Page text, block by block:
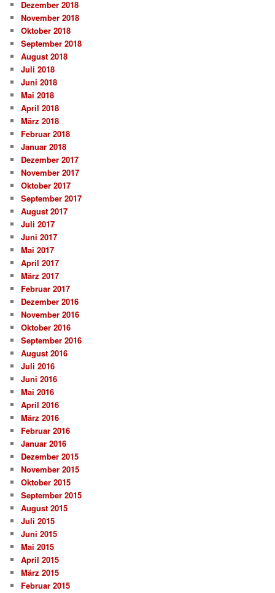
Dezember 2018
November 2018
Oktober 2018
September 2018
August 2018
Juli 2018
Juni 2018
Mai 2018
April 2018
März 2018
Februar 2018
Januar 2018
Dezember 2017
November 2017
Oktober 2017
September 2017
August 2017
Juli 2017
Juni 2017
Mai 2017
April 2017
März 2017
Februar 2017
Dezember 2016
November 2016
Oktober 2016
September 2016
August 2016
Juli 2016
Juni 2016
Mai 2016
April 2016
März 2016
Februar 2016
Januar 2016
Dezember 2015
November 2015
Oktober 2015
September 2015
August 2015
Juli 2015
Juni 2015
Mai 2015
April 2015
März 2015
Februar 2015